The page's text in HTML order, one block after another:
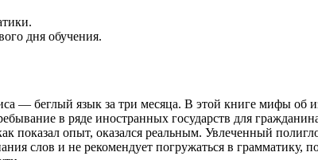
дня обучения.
— беглый язык за три месяца. В этой книге мифы об
в ряде иностранных государств для
показал опыт, оказался реальным. Увлеченный
слов и не рекомендует погружаться в грамматику,